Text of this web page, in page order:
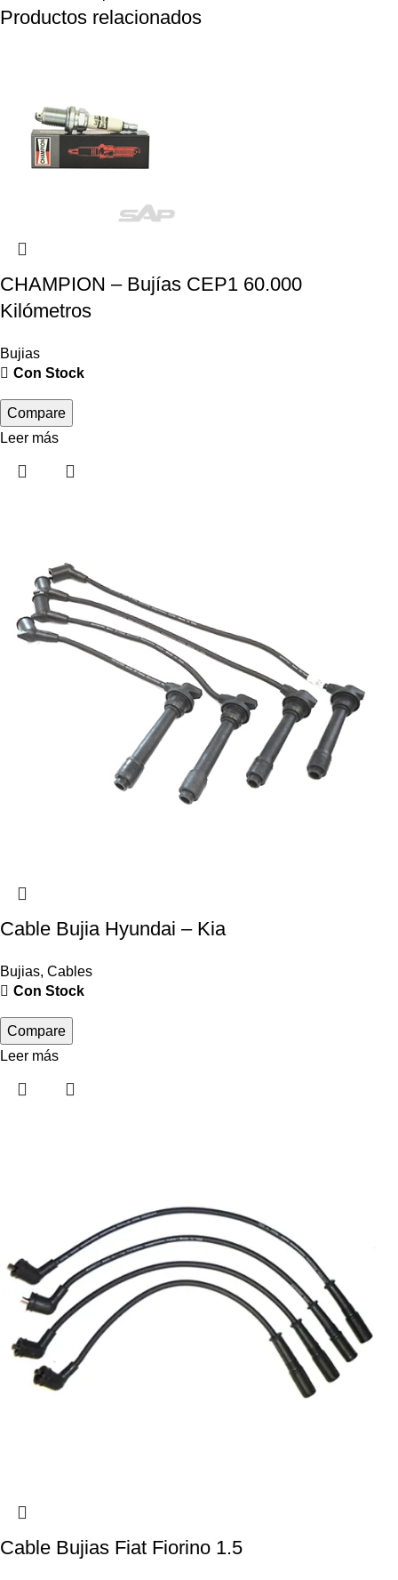
Productos relacionados
CHAMPION – Bujías CEP1 60.000
Kilómetros
Bujias
Con Stock
Compare
Leer más
Cable Bujia Hyundai – Kia
Bujias, Cables
Con Stock
Compare
Leer más
Cable Bujias Fiat Fiorino 1.5